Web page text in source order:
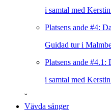
i samtal med
Platsens ande #4:
Guidad tur i
Platsens ande
i samtal med
ˇ
Vävda sånger